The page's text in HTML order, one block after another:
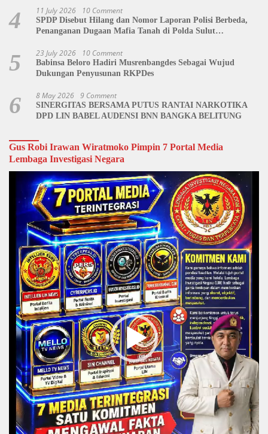
4 11 July 2026 10 Comment
SPDP Disebut Hilang dan Nomor Laporan Polisi Berbeda,
Penanganan Dugaan Mafia Tanah di Polda Sulut
5 23 July 2026 10 Comment
Babinsa Beloro Hadiri Musrenbangdes Sebagai Wujud
Dukungan Penyusunan RKPDes
6 8 May 2026 9 Comment
SINERGITAS BERSAMA PUTUS RANTAI NARKOTIKA
DPD LIN BABEL AUDENSI BNN BANGKA BELITUNG
Gus Robi Irawan Wiratmoko Pimpin 7 Portal Media
Lembaga Investigasi Negara
Video
Player